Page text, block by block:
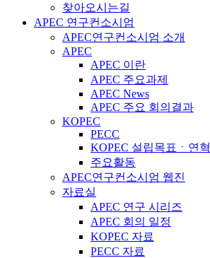
찾아오시는길
APEC 연구컨소시엄
APEC연구컨소시엄 소개
APEC
APEC 이란
APEC 주요과제
APEC News
APEC 주요 회의결과
KOPEC
PECC
KOPEC 설립목표ㆍ연혁
주요활동
APEC연구컨소시엄 웹진
자료실
APEC 연구 시리즈
APEC 회의 일정
KOPEC 자료
PECC 자료